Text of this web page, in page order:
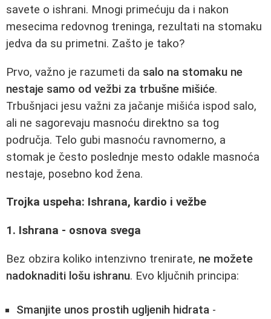
savete o ishrani. Mnogi primećuju da i nakon
mesecima redovnog treninga, rezultati na stomaku
jedva da su primetni. Zašto je tako?
Prvo, važno je razumeti da salo na stomaku ne
nestaje samo od vežbi za trbušne mišiće.
Trbušnjaci jesu važni za jačanje mišića ispod salo,
ali ne sagorevaju masnoću direktno sa tog
područja. Telo gubi masnoću ravnomerno, a
stomak je često poslednje mesto odakle masnoća
nestaje, posebno kod žena.
Trojka uspeha: Ishrana, kardio i vežbe
1. Ishrana - osnova svega
Bez obzira koliko intenzivno trenirate, ne možete
nadoknaditi lošu ishranu. Evo ključnih principa:
Smanjite unos prostih ugljenih hidrata -